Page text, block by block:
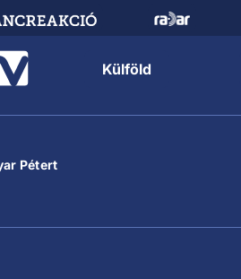
Külföld
Pétert